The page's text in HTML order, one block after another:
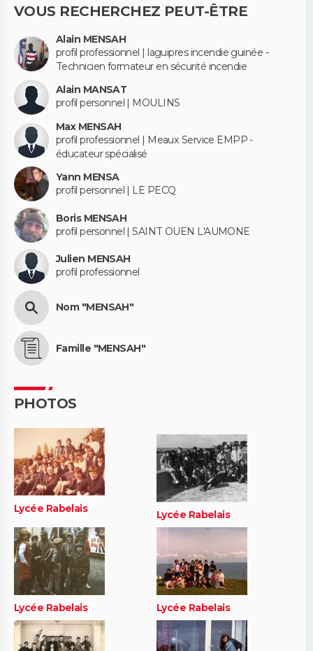
VOUS RECHERCHEZ PEUT-ÊTRE
Alain MENSAH
profil professionnel | laguipres incendie guinée -
Technicien formateur en sécurité incendie
Alain MANSAT
profil personnel | MOULINS
Max MENSAH
profil professionnel | Meaux Service EMPP -
éducateur spécialisé
Yann MENSA
profil personnel | LE PECQ
Boris MENSAH
profil personnel | SAINT OUEN L'AUMONE
Julien MENSAH
profil professionnel
Nom "MENSAH"
Famille "MENSAH"
PHOTOS
Lycée Rabelais Lycée Rabelais
Lycée Rabelais Lycée Rabelais